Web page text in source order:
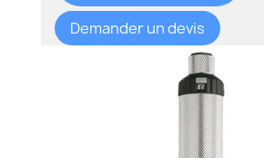
Demander un devis